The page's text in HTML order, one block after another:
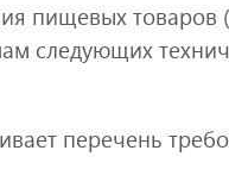
пищевых
следующих
перечень